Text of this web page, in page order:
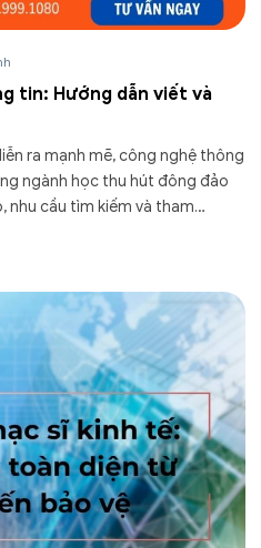
tin: Hướng dẫn viết và
ra mạnh mẽ, công nghệ thông
ngành học thu hút đông đảo
nhu cầu tìm kiếm và tham